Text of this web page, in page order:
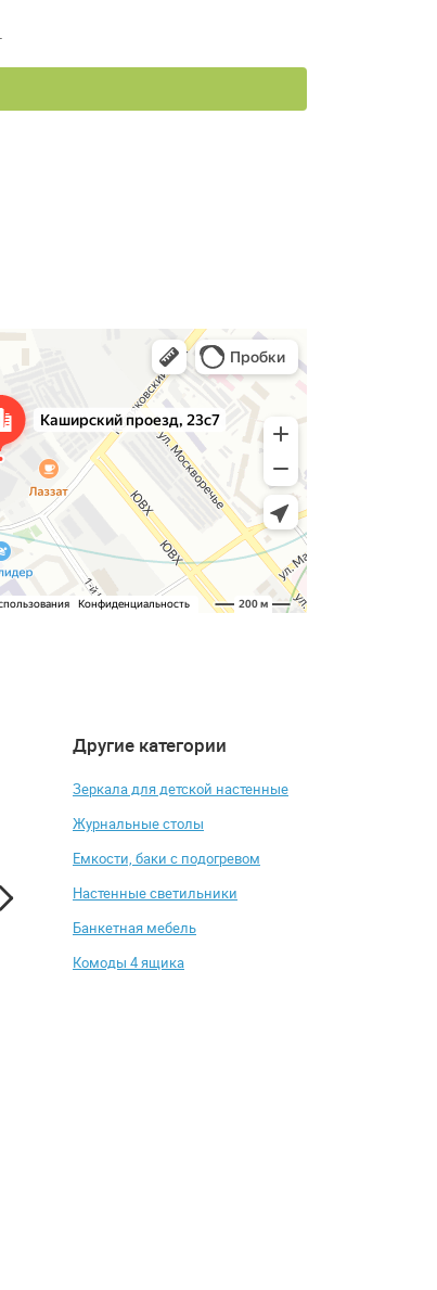
Другие категории
Зеркала для детской настенные
Журнальные столы
Емкости, баки с подогревом
Настенные cветильники
Банкетная мебель
Комоды 4 ящика
Кровать с ящиками СВК